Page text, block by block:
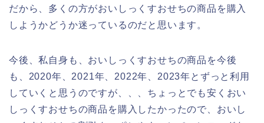
だから、多くの方がおいしっくすおせちの商品を購入
しようかどうか迷っているのだと思います。
今後、私自身も、おいしっくすおせちの商品を今後
も、2020年、2021年、2022年、2023年とずっと利用
していくと思うのですが、、、ちょっとでも安くおい
しっくすおせちの商品を購入したかったので、おいし